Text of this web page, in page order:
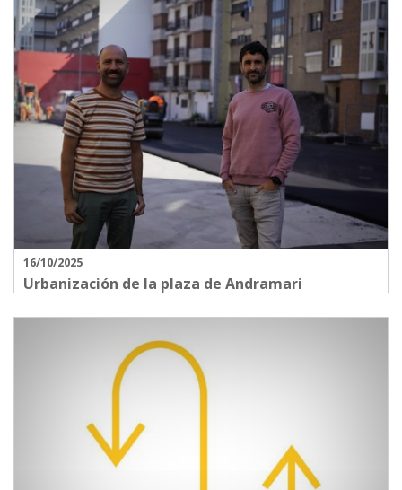
16/10/2025
Urbanización de la plaza de Andramari